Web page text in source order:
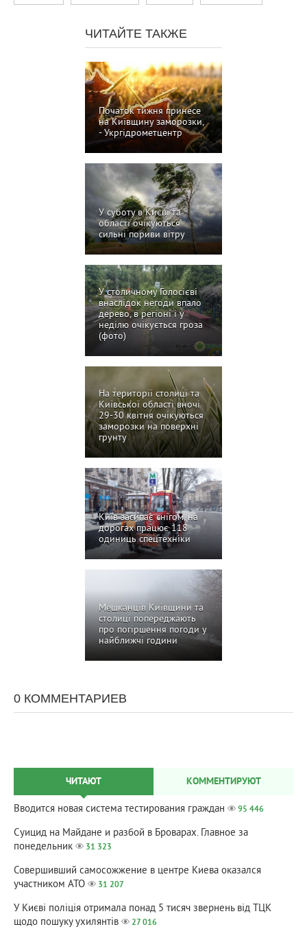
ЧИТАЙТЕ ТАКЖЕ
Початок тижня принесе
на Київщину заморозки,
- Укргідрометцентр
У суботу в Києві та
області очікуються
сильні пориви вітру
У столичному Голосієві
внаслідок негоди впало
дерево, в регіоні і у
неділю очікується гроза
(фото)
На території столиці та
Київської області вночі
29-30 квітня очікуються
заморозки на поверхні
грунту
Київ засипає снігом, на
дорогах працює 118
одиниць спецтехніки
Мешканців Київщини та
столиці попереджають
про погіршення погоди у
найближчі години
0 КОММЕНТАРИЕВ
ЧИТАЮТ КОММЕНТИРУЮТ
Вводится новая система тестирования граждан 95 446
Суицид на Майдане и разбой в Броварах. Главное за
понедельник
31 323
Совершивший самосожжение в центре Киева оказался
участником АТО
31 207
У Києві поліція отримала понад 5 тисяч звернень від ТЦК
щодо пошуку ухилянтів
27 016